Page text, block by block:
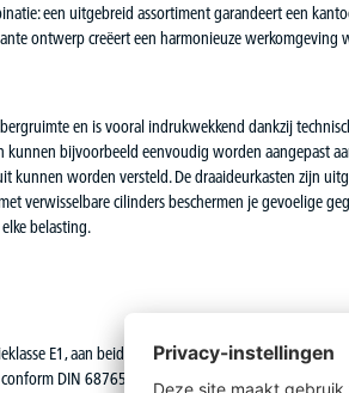
een uitgebreid assortiment garandeert een
ontwerp creëert een harmonieuze werkomgeving
en is vooral indrukwekkend dankzij
kunnen bijvoorbeeld eenvoudig worden aangepast
kunnen worden versteld. De draaideurkasten zijn
verwisselbare cilinders beschermen je gevoelige
belasting.
E1, aan beide zijden voorzien van een slijtvaste
DIN 68765, oppervlakken slijt-, stoot- en